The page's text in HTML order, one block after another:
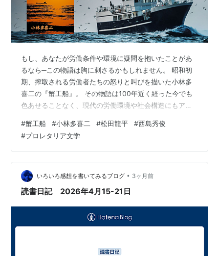
もし、あなたが労働条件や環境に疑問を抱いたことがあ
るなら─この物語は胸に刺さるかもしれません。 昭和初
期、搾取される労働者たちの怒りと叫びを描いた小林多
喜二の『蟹工船』。 その物語は100年近く経った今でも
色あせることなく、現代の労働環境や社会構造にもアラ
した漫画版と2009年の映画版も交えて、『蟹工船』がな
ぜ今なお読み継がれているのか、その背景と意義を掘り
下げながら、私なりの感想をまとめました。 労働者とは
何か。組織とは何か。 そして「声を上げる」とはどうい
うことなのか。 ■あらすじと舞台背景 ■思想に関する違
和感と共感 ■今もなお通じる労…
#蟹工船 #小林多喜二 #松田龍平 #西島秀俊
#プロレタリア文学
いろいろ感想を書いてみるブログ • 3ヶ月前
読書日記 2026年4月15-21日